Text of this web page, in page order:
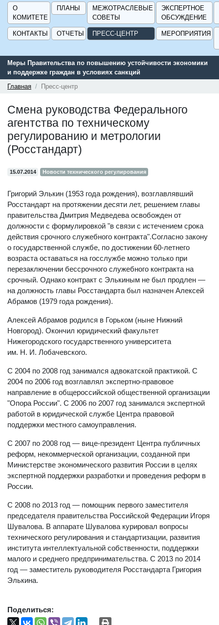
О
КОМИТЕТЕ
ПЛАНЫ
МЕЖОТРАСЛЕВЫЕ
СОВЕТЫ
ЭКСПЕРТНОЕ
ОБСУЖДЕНИЕ
КОНТАКТЫ ОТЧЕТЫ ПРЕСС-ЦЕНТР МЕРОПРИЯТИЯ
Меры Правительства по повышению устойчивости экономики
и поддержке граждан в условиях санкций
Главная
Пресс-центр
Смена руководства Федерального
агентства по техническому
регулированию и метрологии
(Росстандарт)
15.07.2014 Новости технического регулирования
Григорий Элькин (1953 года рождения), возглавлявший
Росстандарт на протяжении десяти лет, решением главы
правительства Дмитрия Медведева освобожден от
должности с формулировкой "в связи с истечением срока
действия срочного служебного контракта".Согласно закону
о государственной службе, по достижении 60-летнего
возраста оставаться на госслужбе можно только при
перезаключении бессрочного служебного контракта на
срочный. Однако контракт с Элькиным не был продлен —
на должность главы Росстандарта был назначен Алексей
Абрамов (1979 года рождения).
Алексей Абрамов родился в Горьком (ныне Нижний
Новгород). Окончил юридический факультет
Нижегородского государственного университета
им. Н. И. Лобачевского.
С 2004 по 2008 год занимался адвокатской практикой. С
2004 по 2006 год возглавлял экспертно-правовое
направление в общероссийской общественной организации
"Опора России". С 2006 по 2007 год занимался экспертной
работой в юридической службе Центра правовой
поддержки местного самоуправления.
С 2007 по 2008 год — вице-президент Центра публичных
реформ, некоммерческой организации, созданной при
Министерстве экономического развития России в целях
экспертной поддержки разработки и проведения реформ в
России.
С 2008 по 2013 год — помощник первого заместителя
председателя правительства Российской Федерации Игоря
Шувалова. В аппарате Шувалова курировал вопросы
технического регулирования и стандартизации, развития
института интеллектуальной собственности, поддержки
малого и среднего предпринимательства. С 2013 по 2014
год — заместитель руководителя Росстандарта Григория
Элькина.
Поделиться: